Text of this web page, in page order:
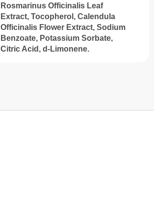
Rosmarinus Officinalis Leaf
Extract, Tocopherol, Calendula
Officinalis Flower Extract, Sodium
Benzoate, Potassium Sorbate,
Citric Acid, d-Limonene.